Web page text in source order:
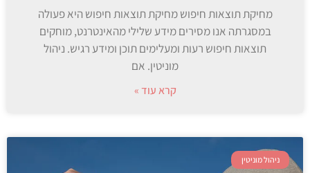
מחיקת תוצאות חיפוש מחיקת תוצאות חיפוש היא פעולה
במסגרתה אנו מסירים מידע שלילי מהאינטרנט, מוחקים
תוצאות חיפוש רעות ומעלימים תוכן ומידע רגיש. ניהול
מוניטין. אם
קרא עוד »
ניהול מוניטין